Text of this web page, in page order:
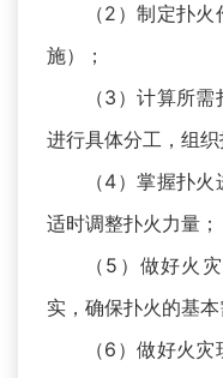
（2）制定扑
施）；
（3）计算所
进行具体分工，组织
（4）掌握扑
适时调整扑火力量；
（5）做好火
实，确保扑火的基本
（6）做好火